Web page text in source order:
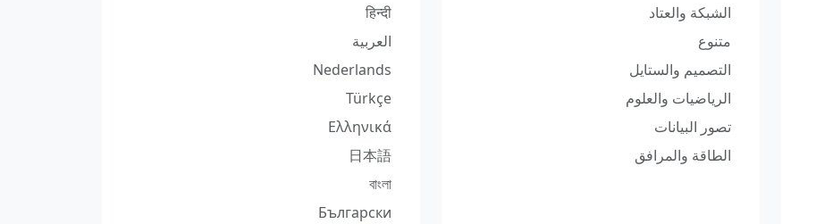
الشبكة والعتاد
متنوع
التصميم والستايل
الرياضيات والعلوم
تصور البيانات
الطاقة والمرافق
हिन्दी
العربية
Nederlands
Türkçe
Ελληνικά
日本語
বাংলা
Български